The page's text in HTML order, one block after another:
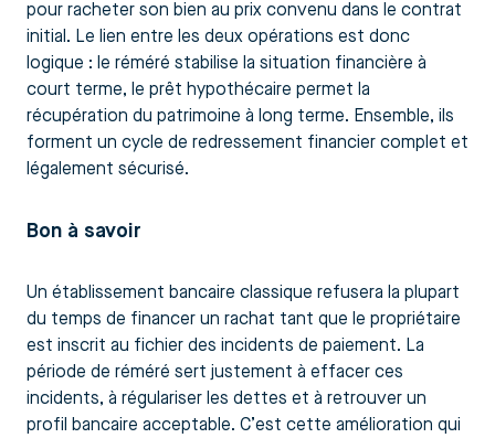
pour racheter son bien au prix convenu dans le contrat
initial. Le lien entre les deux opérations est donc
logique : le réméré stabilise la situation financière à
court terme, le prêt hypothécaire permet la
récupération du patrimoine à long terme. Ensemble, ils
forment un cycle de redressement financier complet et
légalement sécurisé.
Bon à savoir
Un établissement bancaire classique refusera la plupart
du temps de financer un rachat tant que le propriétaire
est inscrit au fichier des incidents de paiement. La
période de réméré sert justement à effacer ces
incidents, à régulariser les dettes et à retrouver un
profil bancaire acceptable. C’est cette amélioration qui